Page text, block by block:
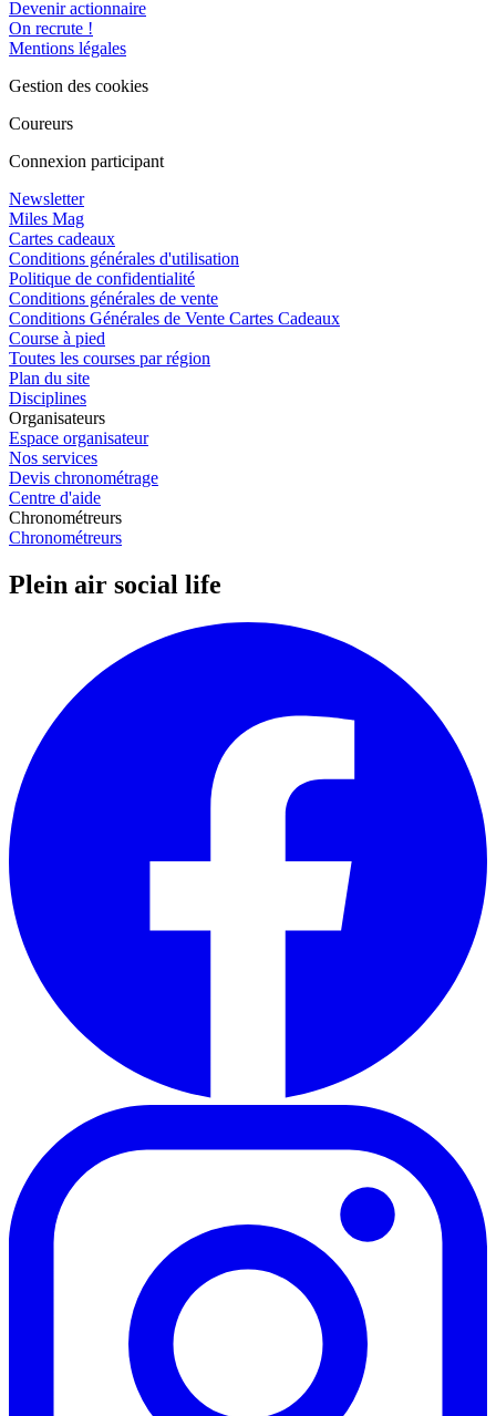
Devenir actionnaire
On recrute !
Mentions légales
Gestion des cookies
Coureurs
Connexion participant
Newsletter
Miles Mag
Cartes cadeaux
Conditions générales d'utilisation
Politique de confidentialité
Conditions générales de vente
Conditions Générales de Vente Cartes Cadeaux
Course à pied
Toutes les courses par région
Plan du site
Disciplines
Organisateurs
Espace organisateur
Nos services
Devis chronométrage
Centre d'aide
Chronométreurs
Chronométreurs
Plein air social life